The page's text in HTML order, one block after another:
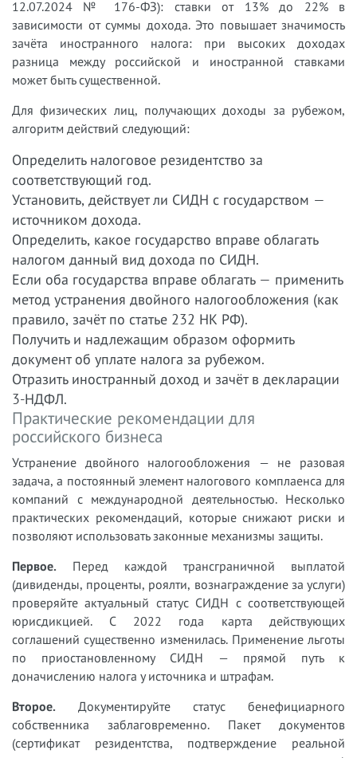
12.07.2024 № 176-ФЗ): ставки от 13% до 22% в
зависимости от суммы дохода. Это повышает значимость
зачёта иностранного налога: при высоких доходах
разница между российской и иностранной ставками
может быть существенной.
Для физических лиц, получающих доходы за рубежом,
алгоритм действий следующий:
Определить налоговое резидентство за
соответствующий год.
Установить, действует ли СИДН с государством —
источником дохода.
Определить, какое государство вправе облагать
налогом данный вид дохода по СИДН.
Если оба государства вправе облагать — применить
метод устранения двойного налогообложения (как
правило, зачёт по статье 232 НК РФ).
Получить и надлежащим образом оформить
документ об уплате налога за рубежом.
Отразить иностранный доход и зачёт в декларации
3-НДФЛ.
Практические рекомендации для
российского бизнеса
Устранение двойного налогообложения — не разовая
задача, а постоянный элемент налогового комплаенса для
компаний с международной деятельностью. Несколько
практических рекомендаций, которые снижают риски и
позволяют использовать законные механизмы защиты.
Первое. Перед каждой трансграничной выплатой
(дивиденды, проценты, роялти, вознаграждение за услуги)
проверяйте актуальный статус СИДН с соответствующей
юрисдикцией. С 2022 года карта действующих
соглашений существенно изменилась. Применение льготы
по приостановленному СИДН — прямой путь к
доначислению налога у источника и штрафам.
Второе. Документируйте статус бенефициарного
собственника заблаговременно. Пакет документов
(сертификат резидентства, подтверждение реальной